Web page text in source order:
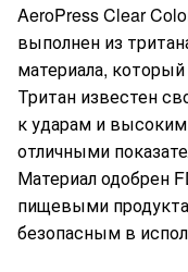
AeroPress Clear
выполнен из
материала,
Тритан известен
к ударам и
отличными
Материал одобрен
пищевыми
безопасным в